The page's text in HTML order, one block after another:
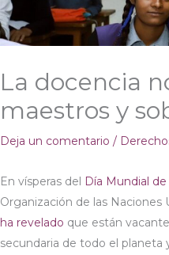
La docencia
maestros y
Deja un comentario /
En vísperas del Día Mundial
Organización de las Naciones
ha revelado que están
secundaria de todo el planeta